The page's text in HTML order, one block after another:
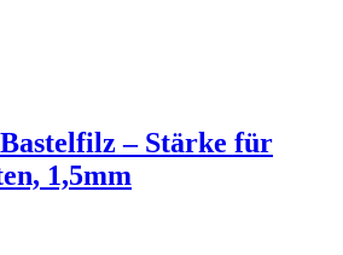
– Stärke für
1,5mm